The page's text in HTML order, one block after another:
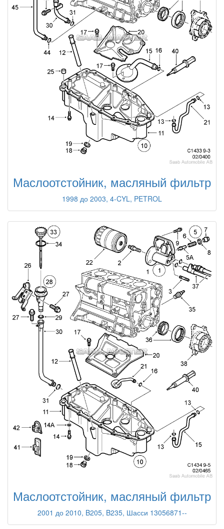
Маслоотстойник, масляный фильтр
1998 до 2003, 4-CYL, PETROL
Маслоотстойник, масляный фильтр
2001 до 2010, B205, B235, Шасси 13056871--